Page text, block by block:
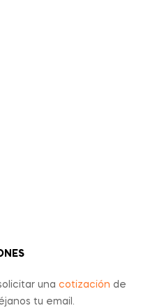
una cotización de
tu email.